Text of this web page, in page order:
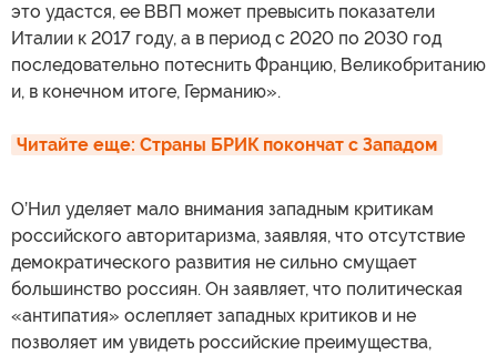
это удастся, ее ВВП может превысить показатели
Италии к 2017 году, а в период с 2020 по 2030 год
последовательно потеснить Францию, Великобританию
и, в конечном итоге, Германию».
Читайте еще: Страны БРИК покончат с Западом
О’Нил уделяет мало внимания западным критикам
российского авторитаризма, заявляя, что отсутствие
демократического развития не сильно смущает
большинство россиян. Он заявляет, что политическая
«антипатия» ослепляет западных критиков и не
позволяет им увидеть российские преимущества,